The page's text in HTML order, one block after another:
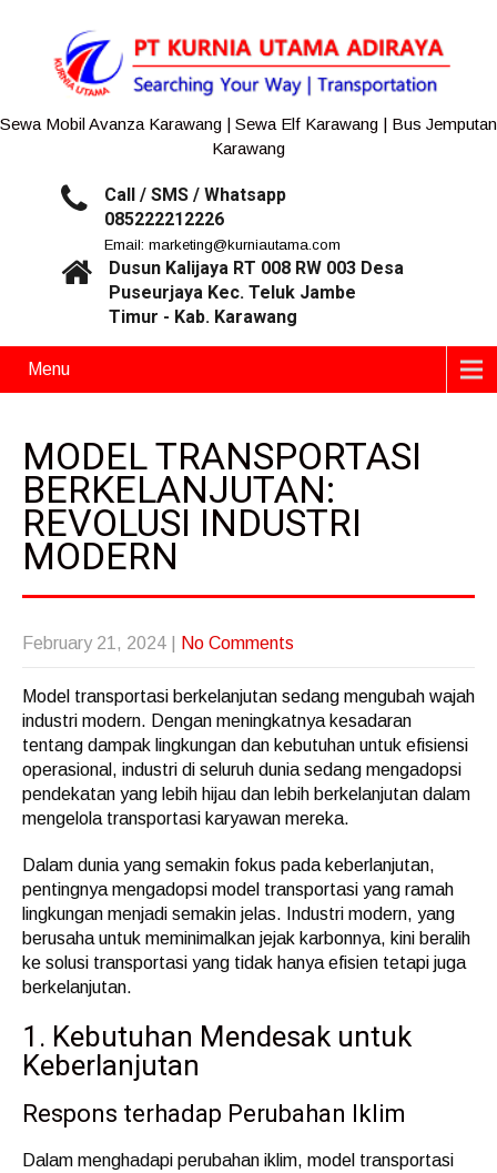
Sewa Mobil Avanza Karawang | Sewa Elf Karawang | Bus Jemputan
Karawang
Call / SMS / Whatsapp
085222212226
Email: marketing@kurniautama.com
Dusun Kalijaya RT 008 RW 003 Desa
Puseurjaya Kec. Teluk Jambe
Timur - Kab. Karawang
Menu
MODEL TRANSPORTASI
BERKELANJUTAN:
REVOLUSI INDUSTRI
MODERN
February 21, 2024 No Comments
Model transportasi berkelanjutan sedang mengubah wajah
industri modern. Dengan meningkatnya kesadaran
tentang dampak lingkungan dan kebutuhan untuk efisiensi
operasional, industri di seluruh dunia sedang mengadopsi
pendekatan yang lebih hijau dan lebih berkelanjutan dalam
mengelola transportasi karyawan mereka.
Dalam dunia yang semakin fokus pada keberlanjutan,
pentingnya mengadopsi model transportasi yang ramah
lingkungan menjadi semakin jelas. Industri modern, yang
berusaha untuk meminimalkan jejak karbonnya, kini beralih
ke solusi transportasi yang tidak hanya efisien tetapi juga
berkelanjutan.
1. Kebutuhan Mendesak untuk
Keberlanjutan
Respons terhadap Perubahan Iklim
Dalam menghadapi perubahan iklim, model transportasi